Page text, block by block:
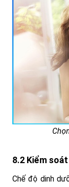
8.2 Kiểm
Chế độ dinh